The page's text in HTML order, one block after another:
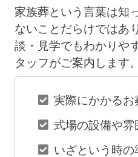
家族葬という言葉は知
ないことだらけではあ
談・見学でもわかりや
タッフがご案内します。
実際にかかるお
式場の設備や雰
いざという時の